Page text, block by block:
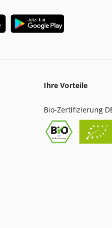
Ihre Vorteile
Bio-Zertifizierung